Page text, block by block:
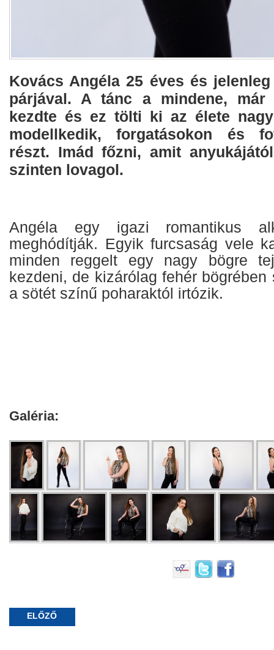
Kovács Angéla 25 éves és
párjával. A tánc a mindene, már
kezdte és ez tölti ki az élete
modellkedik, forgatásokon és
részt. Imád főzni, amit
szinten lovagol.
Angéla egy igazi romantikus
meghódítják. Egyik furcsaság vele
minden reggelt egy nagy bögre
kezdeni, de kizárólag fehér
a sötét színű poharaktól irtózik.
Galéria:
ELŐZŐ